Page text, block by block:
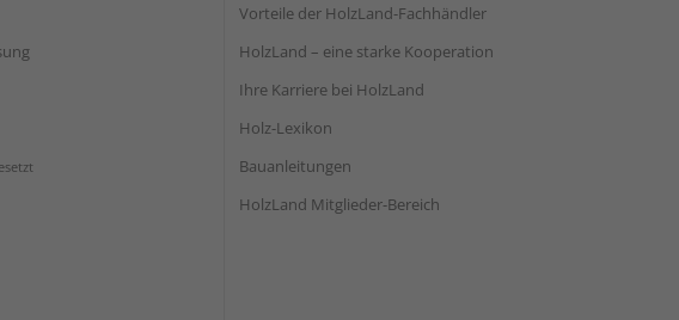
Vorteile der HolzLand-Fachhändler
HolzLand – eine starke Kooperation
Ihre Karriere bei HolzLand
Holz-Lexikon
Bauanleitungen
HolzLand Mitglieder-Bereich